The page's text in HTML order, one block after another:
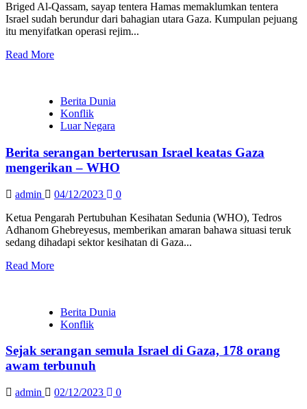
Briged Al-Qassam, sayap tentera Hamas memaklumkan tentera
Israel sudah berundur dari bahagian utara Gaza. Kumpulan pejuang
itu menyifatkan operasi rejim...
Read More
Berita Dunia
Konflik
Luar Negara
Berita serangan berterusan Israel keatas Gaza
mengerikan – WHO
admin 04/12/2023
0
Ketua Pengarah Pertubuhan Kesihatan Sedunia (WHO), Tedros
Adhanom Ghebreyesus, memberikan amaran bahawa situasi teruk
sedang dihadapi sektor kesihatan di Gaza...
Read More
Berita Dunia
Konflik
Sejak serangan semula Israel di Gaza, 178 orang
awam terbunuh
admin 02/12/2023
0